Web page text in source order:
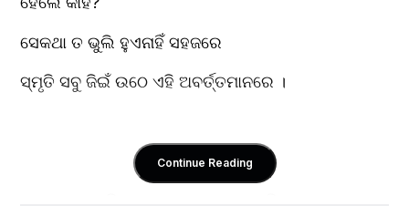
ସେକଥା ତ ଭୁଲି ହୁଏନାହିଁ ସହଜରେ
ସ୍ମୃତି ସବୁ ଜିଇଁ ଉଠେ ଏହି ଅବର୍ତ୍ତମାନରେ ।
Continue Reading